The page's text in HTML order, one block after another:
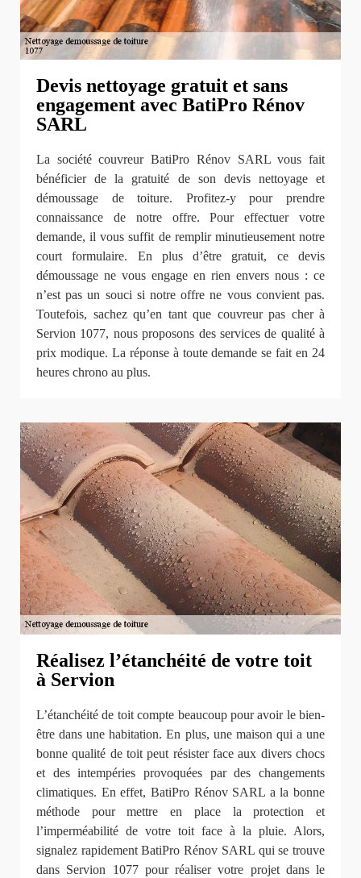
Devis nettoyage gratuit et sans
engagement avec BatiPro Rénov
SARL
La société couvreur BatiPro Rénov SARL vous fait
bénéficier de la gratuité de son devis nettoyage et
démoussage de toiture. Profitez-y pour prendre
connaissance de notre offre. Pour effectuer votre
demande, il vous suffit de remplir minutieusement notre
court formulaire. En plus d’être gratuit, ce devis
démoussage ne vous engage en rien envers nous : ce
n’est pas un souci si notre offre ne vous convient pas.
Toutefois, sachez qu’en tant que couvreur pas cher à
Servion 1077, nous proposons des services de qualité à
prix modique. La réponse à toute demande se fait en 24
heures chrono au plus.
Réalisez l’étanchéité de votre toit
à Servion
L’étanchéité de toit compte beaucoup pour avoir le bien-
être dans une habitation. En plus, une maison qui a une
bonne qualité de toit peut résister face aux divers chocs
et des intempéries provoquées par des changements
climatiques. En effet, BatiPro Rénov SARL a la bonne
méthode pour mettre en place la protection et
l’imperméabilité de votre toit face à la pluie. Alors,
signalez rapidement BatiPro Rénov SARL qui se trouve
dans Servion 1077 pour réaliser votre projet dans le